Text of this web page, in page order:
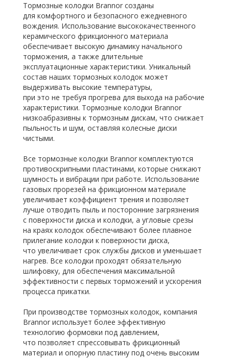
Тормозные колодки Brannor созданы
для комфортного и безопасного ежедневного
вождения. Использование высококачественного
керамического фрикционного материала
обеспечивает высокую динамику начального
торможения, а также длительные
эксплуатационные характеристики. Уникальный
состав наших тормозных колодок может
выдерживать высокие температуры,
при это не требуя прогрева для выхода на рабочие
характеристики. Тормозные колодки Brannor
низкоабразивны к тормозным дискам, что снижает
пыльность и шум, оставляя колесные диски
чистыми.
Все тормозные колодки Brannor комплектуются
противоскрипными пластинами, которые снижают
шумность и вибрации при работе. Использование
газовых прорезей на фрикционном материале
увеличивает коэффициент трения и позволяет
лучше отводить пыль и посторонние загрязнения
с поверхности диска и колодки, а угловые срезы
на краях колодок обеспечивают более плавное
прилегание колодки к поверхности диска,
что увеличивает срок службы дисков и уменьшает
нагрев. Все колодки проходят обязательную
шлифовку, для обеспечения максимальной
эффективности с первых торможений и ускорения
процесса прикатки.
При производстве тормозных колодок, компания
Brannor использует более эффективную
технологию формовки под давлением,
что позволяет спрессовывать фрикционный
материал и опорную пластину под очень высоким